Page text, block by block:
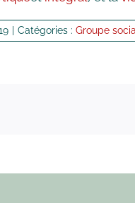
Catégories : Groupe